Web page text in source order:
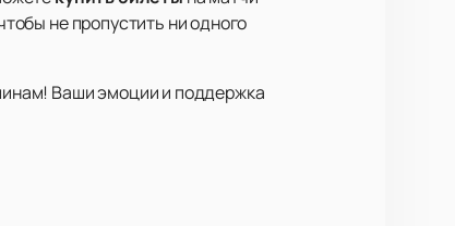
не пропустить ни одного
Ваши эмоции и поддержка